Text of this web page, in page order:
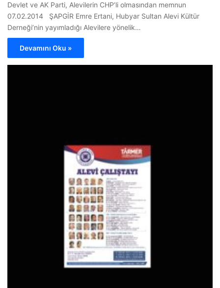
Devlet ve AK Parti, Alevilerin CHP’li olmasından memnun
07.02.2014 ŞAPGİR Emre Ertani, Hubyar Sultan Alevi Kültür
Derneği’nin yayımladığı Alevilere yönelik…
Devamını Oku »